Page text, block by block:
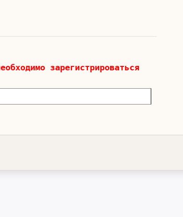
зарегистрироваться